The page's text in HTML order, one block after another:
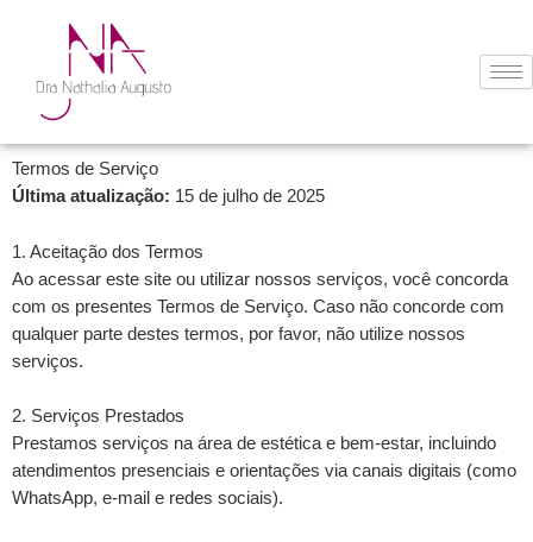
conteúdo
Termos de Serviço
Última atualização: 15 de julho de 2025
1. Aceitação dos Termos
Ao acessar este site ou utilizar nossos serviços, você concorda
com os presentes Termos de Serviço. Caso não concorde com
qualquer parte destes termos, por favor, não utilize nossos
serviços.
2. Serviços Prestados
Prestamos serviços na área de estética e bem-estar, incluindo
atendimentos presenciais e orientações via canais digitais (como
WhatsApp, e-mail e redes sociais).